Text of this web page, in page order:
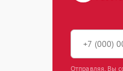
Отправляя, Вы